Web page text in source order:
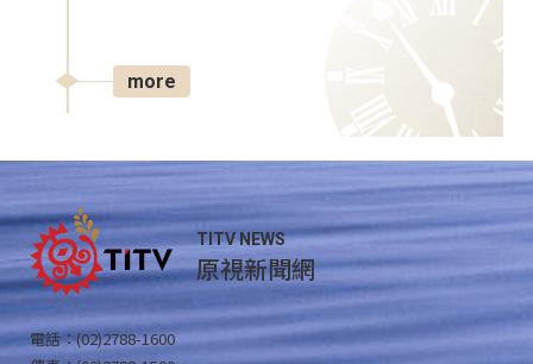
more
TITV NEWS
原視新聞網
電話：(02)2788-1600